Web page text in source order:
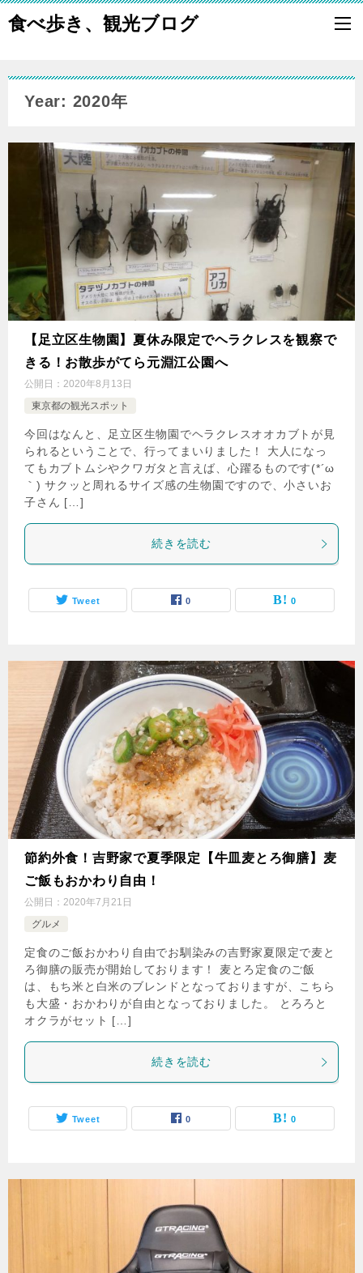
食べ歩き、観光ブログ
Year: 2020年
【足立区生物園】夏休み限定でヘラクレスを観察で
きる！お散歩がてら元淵江公園へ
公開日： 2020年8月13日
東京都の観光スポット
今回はなんと、足立区生物園でヘラクレスオオカブトが見
られるということで、行ってまいりました！ 大人になっ
てもカブトムシやクワガタと言えば、心躍るものです(*´ω
｀) サクッと周れるサイズ感の生物園ですので、小さいお
子さん […]
続きを読む
Tweet 0 0
節約外食！吉野家で夏季限定【牛皿麦とろ御膳】麦
ご飯もおかわり自由！
公開日： 2020年7月21日
グルメ
定食のご飯おかわり自由でお馴染みの吉野家夏限定で麦と
ろ御膳の販売が開始しております！ 麦とろ定食のご飯
は、もち米と白米のブレンドとなっておりますが、こちら
も大盛・おかわりが自由となっておりました。 とろろと
オクラがセット […]
続きを読む
Tweet 0 0